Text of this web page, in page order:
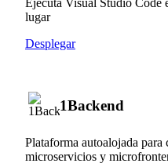
lugar
Desplegar
1Backend
Plataforma autoalojada para
microservicios y